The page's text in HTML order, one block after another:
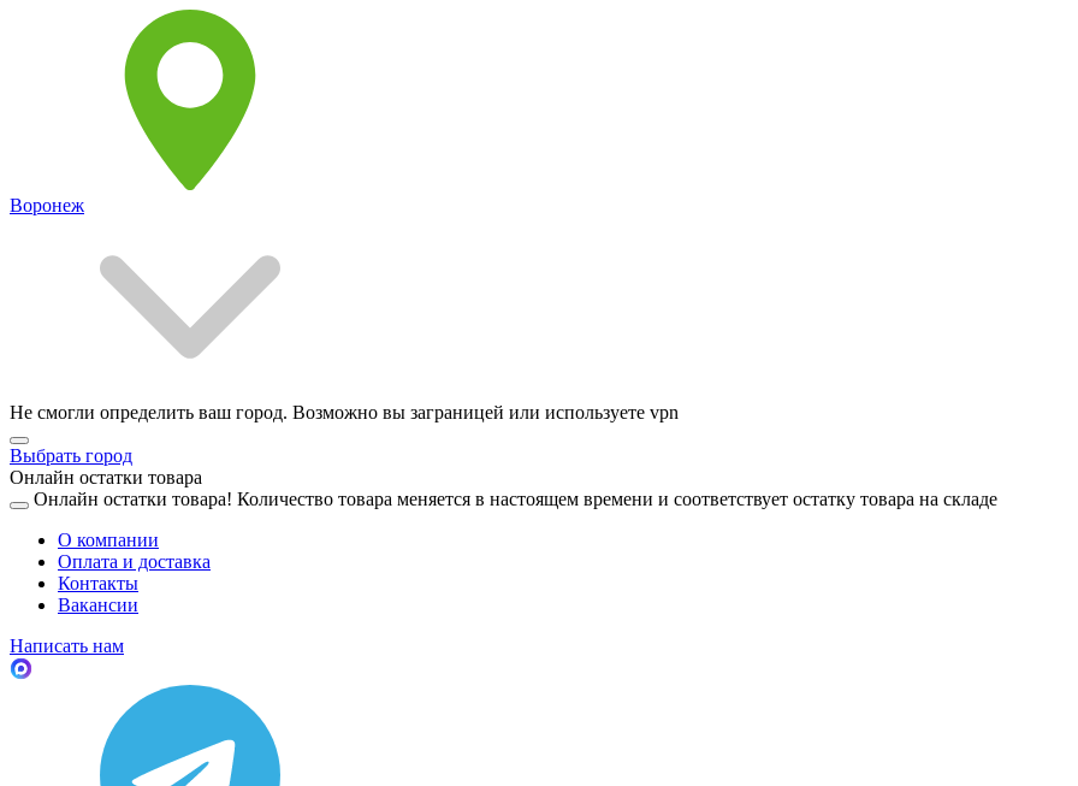
Воронеж
Не смогли определить ваш город. Возможно вы заграницей или используете vpn
Выбрать город
Онлайн остатки товара
Онлайн остатки товара! Количество товара меняется в настоящем времени и соответствует остатку товара на складе
О компании
Оплата и доставка
Контакты
Вакансии
Написать нам